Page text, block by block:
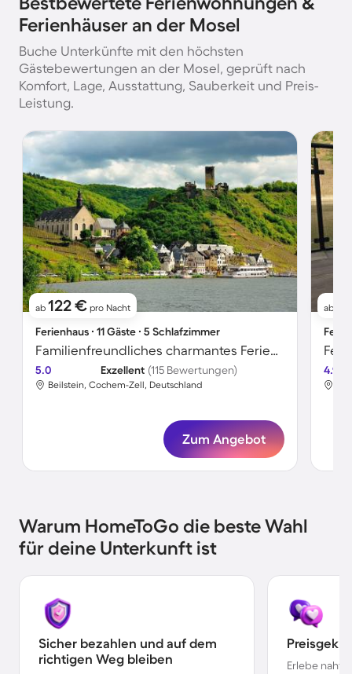
Ferienhäuser an der Mosel
Buche Unterkünfte mit den höchsten
Gästebewertungen an der Mosel, geprüft nach
Komfort, Lage, Ausstattung, Sauberkeit und Preis-
Leistung.
ab 122 € pro Nacht
Ferienhaus ∙ 11 Gäste ∙ 5 Schlafzimmer
Familienfreundliches charmantes Ferienhaus mit Grill und Terrasse
5.0 Exzellent (115 Bewertungen)
Beilstein, Cochem-Zell, Deutschland
Zum Angebot
ab
4.9
Warum HomeToGo die beste Wahl
für deine Unterkunft ist
Sicher bezahlen und auf dem
richtigen Weg bleiben
Erlebe